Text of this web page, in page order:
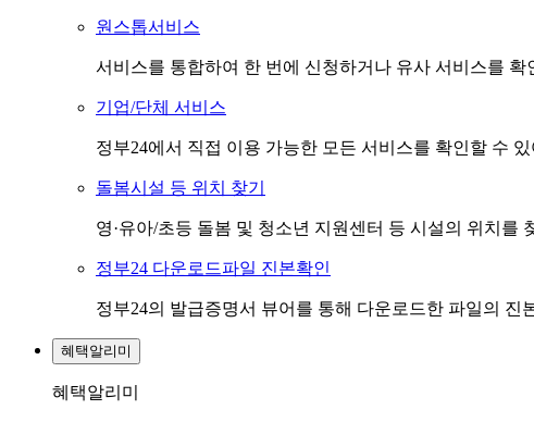
원스톱서비스
서비스를 통합하여 한 번에 신청하거나 유사 서비스를 확
기업/단체 서비스
정부24에서 직접 이용 가능한 모든 서비스를 확인할 수 있
돌봄시설 등 위치 찾기
영·유아/초등 돌봄 및 청소년 지원센터 등 시설의 위치를
정부24 다운로드파일 진본확인
정부24의 발급증명서 뷰어를 통해 다운로드한 파일의 진
혜택알리미
혜택알리미